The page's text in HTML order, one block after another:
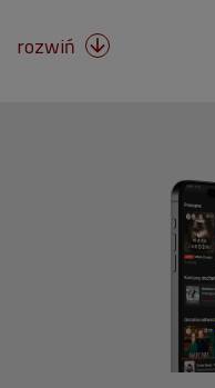
rozwiń 